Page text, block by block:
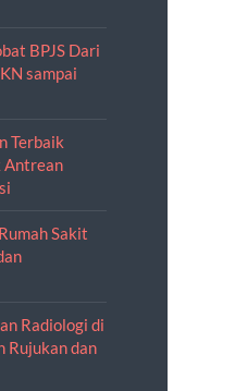
BPJS Dari
sampai
Terbaik
Antrean
Sakit
Radiologi di
Rujukan dan